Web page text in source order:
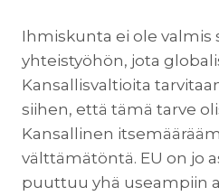
Ihmiskunta ei ole valmis
yhteistyöhön, jota
Kansallisvaltioita
siihen, että tämä tarve
Kansallinen
välttämätöntä. EU on jo
puuttuu yhä useampiin